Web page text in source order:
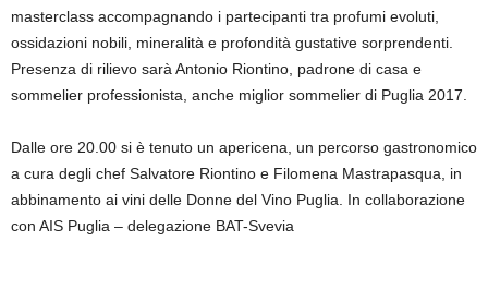
masterclass accompagnando i partecipanti tra profumi evoluti,
ossidazioni nobili, mineralità e profondità gustative sorprendenti.
Presenza di rilievo sarà Antonio Riontino, padrone di casa e
sommelier professionista, anche miglior sommelier di Puglia 2017.
Dalle ore 20.00 si è tenuto un apericena, un percorso gastronomico
a cura degli chef Salvatore Riontino e Filomena Mastrapasqua, in
abbinamento ai vini delle Donne del Vino Puglia. In collaborazione
con AIS Puglia – delegazione BAT-Svevia